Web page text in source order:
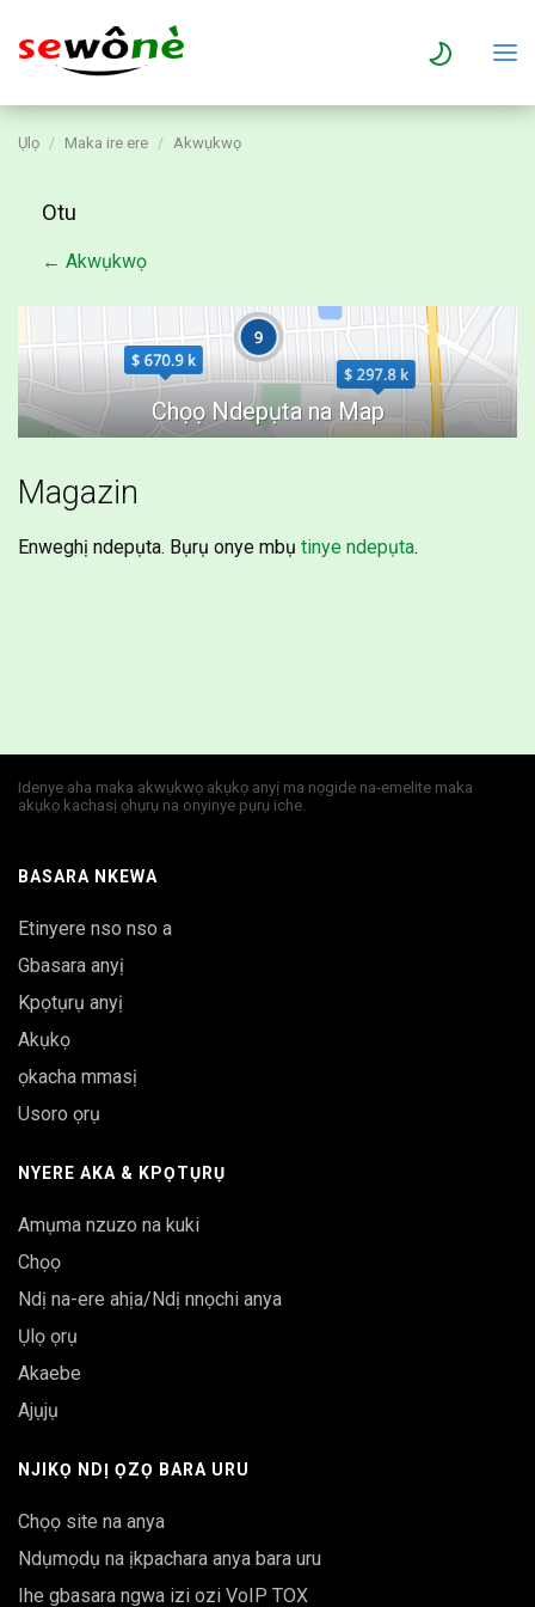
Ụlọ Maka ire ere Akwụkwọ
Otu
← Akwụkwọ
Magazin
Enweghị ndepụta. Bụrụ onye mbụ tinye ndepụta.
Idenye aha maka akwụkwọ akụkọ anyị ma nọgide na-emelite maka
akụkọ kachasị ọhụrụ na onyinye pụrụ iche.
BASARA NKEWA
Etinyere nso nso a
Gbasara anyị
Kpọtụrụ anyị
Akụkọ
ọkacha mmasị
Usoro ọrụ
NYERE AKA & KPỌTỤRỤ
Amụma nzuzo na kuki
Chọọ
Ndị na-ere ahịa/Ndị nnọchi anya
Ụlọ ọrụ
Akaebe
Ajụjụ
NJIKỌ NDỊ ỌZỌ BARA URU
Chọọ site na anya
Ndụmọdụ na ịkpachara anya bara uru
Ihe gbasara ngwa izi ozi VoIP TOX